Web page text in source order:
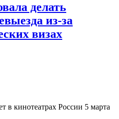
делать
из-за
визах
в кинотеатрах России 5 марта